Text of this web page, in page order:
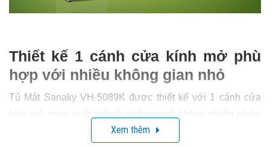
Thiết kế 1 cánh cửa kính mở phù
hợp với nhiều không gian nhỏ
Tủ Mát Sanaky VH-5089K được thiết kế với 1 cánh cửa
kính mở trong suốt tinh tế, nhỏ gọn và không chiếm nhiều
diện tích. Với dung tích và kích thước của mình thì đây là
Xem thêm